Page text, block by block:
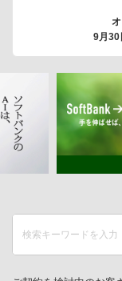
9月30